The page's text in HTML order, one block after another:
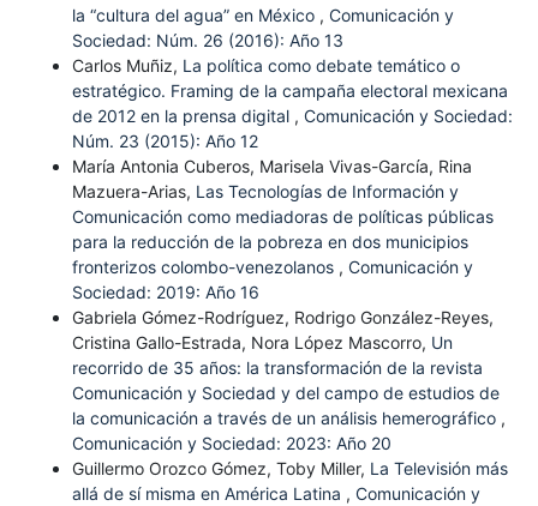
la “cultura del agua” en México , Comunicación y
Sociedad: Núm. 26 (2016): Año 13
Carlos Muñiz, La política como debate temático o
estratégico. Framing de la campaña electoral mexicana
de 2012 en la prensa digital , Comunicación y Sociedad:
Núm. 23 (2015): Año 12
María Antonia Cuberos, Marisela Vivas-García, Rina
Mazuera-Arias, Las Tecnologías de Información y
Comunicación como mediadoras de políticas públicas
para la reducción de la pobreza en dos municipios
fronterizos colombo-venezolanos , Comunicación y
Sociedad: 2019: Año 16
Gabriela Gómez-Rodríguez, Rodrigo González-Reyes,
Cristina Gallo-Estrada, Nora López Mascorro, Un
recorrido de 35 años: la transformación de la revista
Comunicación y Sociedad y del campo de estudios de
la comunicación a través de un análisis hemerográfico ,
Comunicación y Sociedad: 2023: Año 20
Guillermo Orozco Gómez, Toby Miller, La Televisión más
allá de sí misma en América Latina , Comunicación y